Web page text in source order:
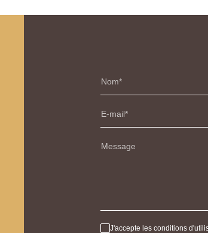
Nom
E-mail
Message
J'accepte les conditions